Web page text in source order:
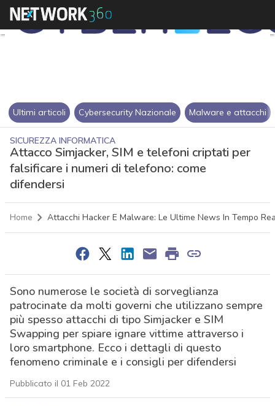
Ultimi articoli Cybersecurity Nazionale Malware e attacchi
SICUREZZA INFORMATICA
Attacco Simjacker, SIM e telefoni criptati per
falsificare i numeri di telefono: come
difendersi
Home Attacchi Hacker E Malware: Le Ultime News In Tempo
Sono numerose le società di sorveglianza
patrocinate da molti governi che utilizzano sempre
più spesso attacchi di tipo Simjacker e SIM
Swapping per spiare ignare vittime attraverso i
loro smartphone. Ecco i dettagli di questo
fenomeno criminale e i consigli per difendersi
Pubblicato il 01 Feb 2022